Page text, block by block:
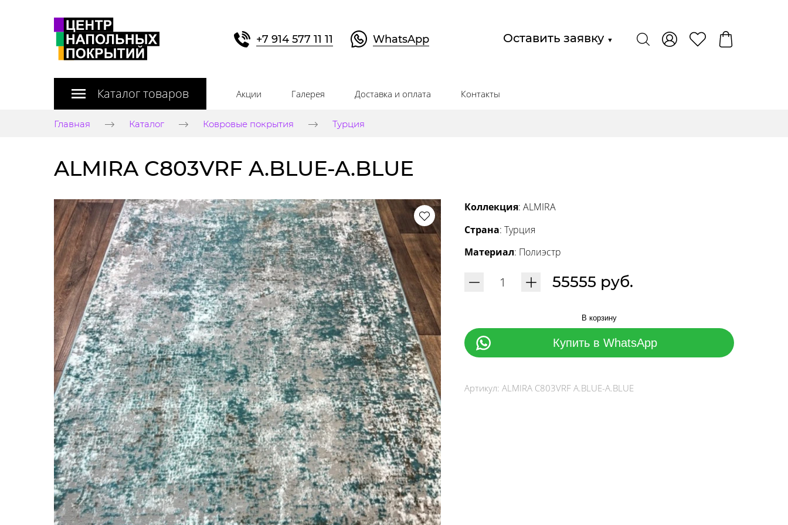
+7 914 577 11 11 WhatsApp Оставить заявку ▼
Каталог товаров Акции Галерея Доставка и оплата Контакты
Главная Каталог Ковровые покрытия Турция
ALMIRA C803VRF A.BLUE-A.BLUE
Коллекция: ALMIRA
Страна: Турция
Материал: Полиэстр
55555 руб.
В корзину
Купить в WhatsApp
Артикул: ALMIRA C803VRF A.BLUE-A.BLUE